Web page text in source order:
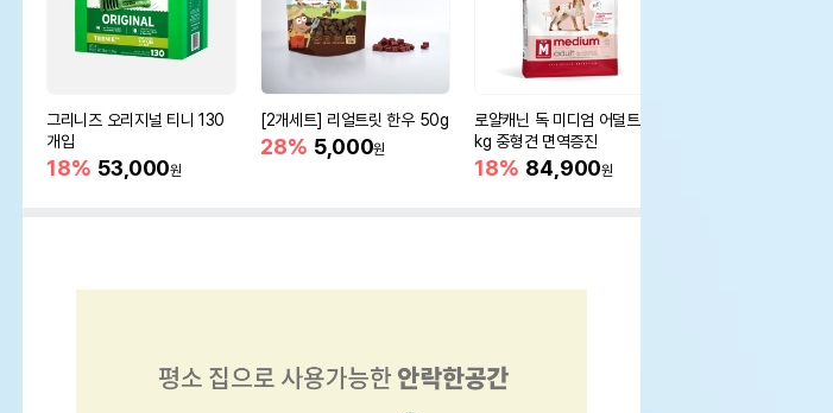
그리니즈 오리지널 티니 130
개입
18% 53,000원
[2개세트] 리얼트릿 한우 50g
28% 5,000원
로얄캐닌 독 미디엄 어덜트 10
kg 중형견 면역증진
18% 84,900원